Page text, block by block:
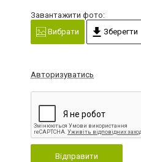
Завантажити фото:
Вибрати
Зберегти
Авторизуватись
Відправити